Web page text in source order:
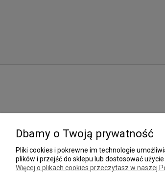
Dbamy o Twoją prywatność
Pliki cookies i pokrewne im technologie
plików i przejść do sklepu lub dostosować
Więcej o plikach cookies przeczytasz w naszej